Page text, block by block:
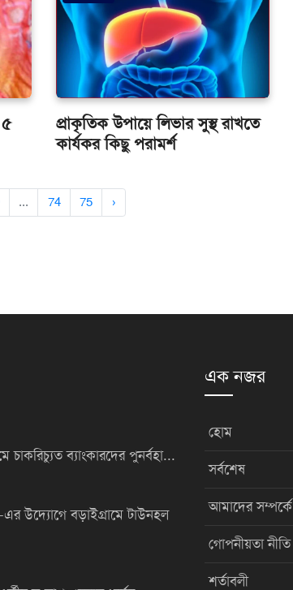
প্রাকৃতিক উপায়ে লিভার সুস্থ রাখতে
কার্যকর কিছু পরামর্শ
... 74 75 ›
চাকরিচ্যুত ব্যাংকারদের পুনর্বহা...
এর উদ্যোগে বড়াইগ্রামে টাউনহল
এক নজর
হোম
সর্বশেষ
আমাদের সম্পর্কে
গোপনীয়তা নীতি
শর্তাবলী